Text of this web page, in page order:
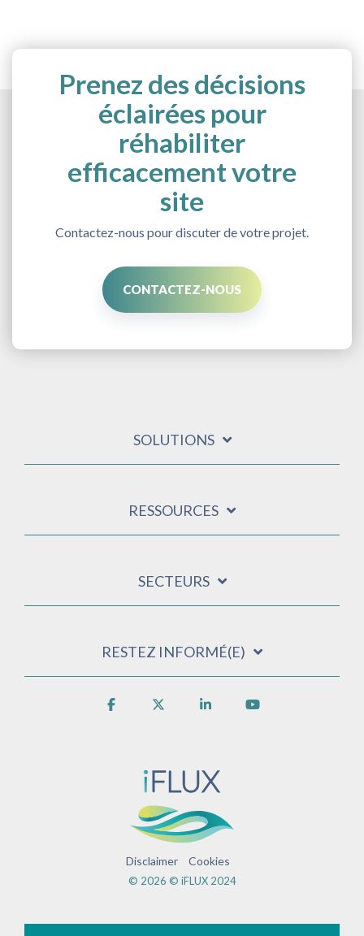
Prenez des décisions
éclairées pour
réhabiliter
efficacement votre
site
Contactez-nous pour discuter de votre projet.
CONTACTEZ-NOUS
SOLUTIONS
RESSOURCES
SECTEURS
RESTEZ INFORMÉ(E)
Disclaimer Cookies
© 2026 © iFLUX 2024
Facebook Linkedin